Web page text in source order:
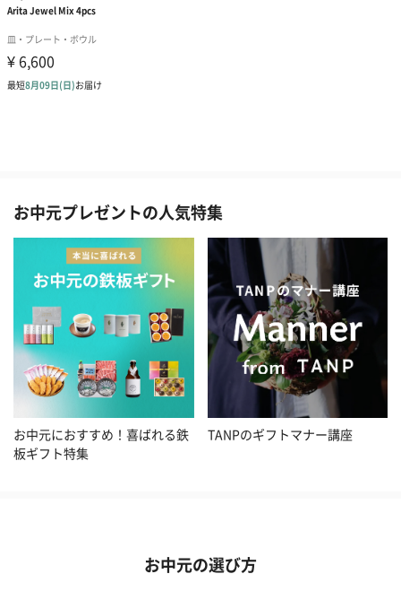
お中元プレゼントの人気特集
お中元におすすめ！喜ばれる鉄
板ギフト特集
TANPのギフトマナー講座
お中元の選び方